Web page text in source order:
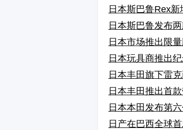
日本斯巴鲁Rex
日本斯巴鲁发布
日本市场推出限
日本玩具商推出
日本丰田旗下雷
日本丰田推出首
日本本田发布第
日产在巴西全球